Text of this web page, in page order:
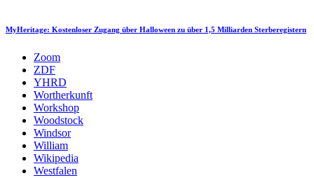
MyHeritage: Kostenloser Zugang über Halloween zu über 1,5 Milliarden Sterberegistern
Zoom
ZDF
YHRD
Wortherkunft
Workshop
Woodstock
Windsor
William
Wikipedia
Westfalen